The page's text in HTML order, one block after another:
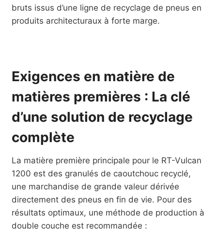
bruts issus d’une ligne de recyclage de pneus en
produits architecturaux à forte marge.
Exigences en matière de
matières premières : La clé
d’une solution de recyclage
complète
La matière première principale pour le RT-Vulcan
1200 est des granulés de caoutchouc recyclé,
une marchandise de grande valeur dérivée
directement des pneus en fin de vie. Pour des
résultats optimaux, une méthode de production à
double couche est recommandée :